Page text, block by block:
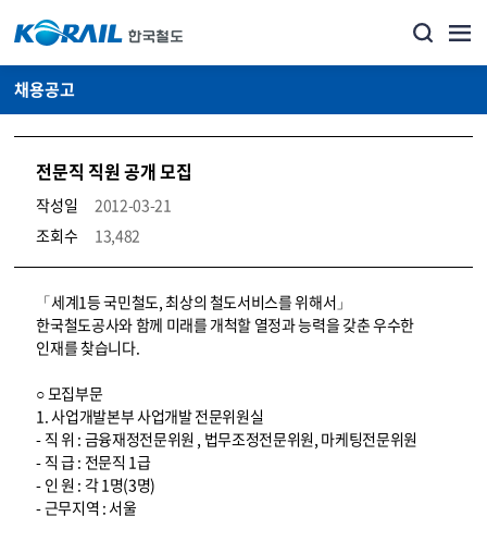
채용공고
전문직 직원 공개 모집
작성일
2012-03-21
조회수
13,482
코레일소개_경영공시_채용공고 상세보기 – 내용, 파일, 담당자 연락처로 구성
「세계1등 국민철도, 최상의 철도서비스를 위해서」
한국철도공사와 함께 미래를 개척할 열정과 능력을 갖춘 우수한
인재를 찾습니다.
○ 모집부문
1. 사업개발본부 사업개발 전문위원실
- 직 위 : 금융재정전문위원 , 법무조정전문위원, 마케팅전문위원
- 직 급 : 전문직 1급
- 인 원 : 각 1명(3명)
- 근무지역 : 서울